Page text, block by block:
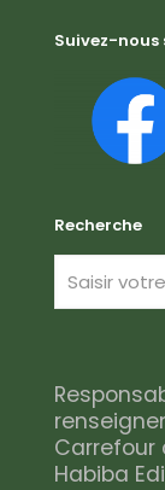
Suivez-nous
Recherche
Carrefour
Habiba